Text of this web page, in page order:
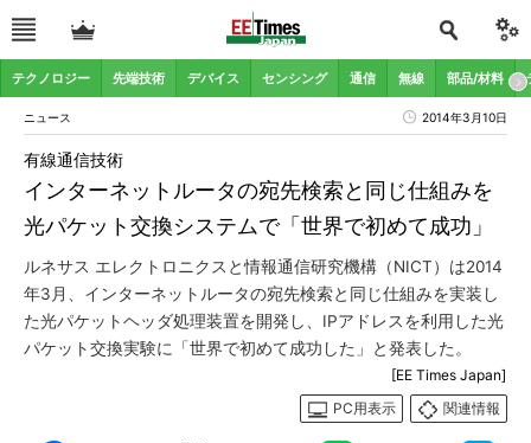
テクノロジー 先端技術 デバイス センシング 通信 無線 部品/材料
ニュース 2014年3月10日
インターネットルータの宛先検索と同じ仕組みを
光パケット交換システムで「世界で初めて成功」
有線通信技術
ルネサス エレクトロニクスと情報通信研究機構（NICT）は2014
年3月、インターネットルータの宛先検索と同じ仕組みを実装し
た光パケットヘッダ処理装置を開発し、IPアドレスを利用した光
パケット交換実験に「世界で初めて成功した」と発表した。
[EE Times Japan]
PC用表示
関連情報